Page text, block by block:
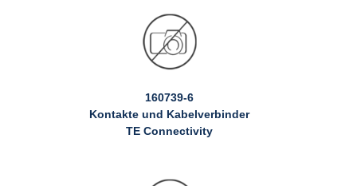
160739-6
Kontakte und Kabelverbinder
TE Connectivity